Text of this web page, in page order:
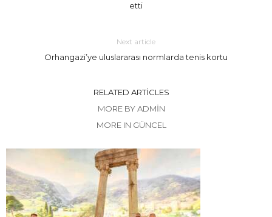
etti
Next article
Orhangazi’ye uluslararası normlarda tenis kortu
RELATED ARTICLES
MORE BY ADMIN
MORE IN GÜNCEL